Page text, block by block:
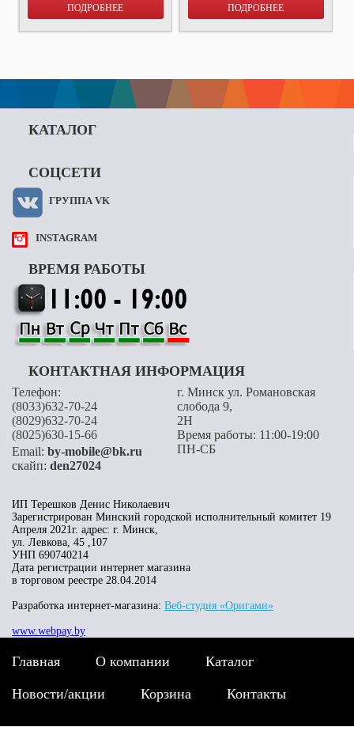
ПОДРОБНЕЕ ПОДРОБНЕЕ
КАТАЛОГ
СОЦСЕТИ
ГРУППА VK
INSTAGRAM
ВРЕМЯ РАБОТЫ
КОНТАКТНАЯ ИНФОРМАЦИЯ
Телефон:
(8033)632-70-24
(8029)632-70-24
(8025)630-15-66
Email: by-mobile@bk.ru
скайп: den27024
г. Минск ул. Романовская
слобода 9,
2H
Время работы: 11:00-19:00
ПН-СБ
ИП Терешков Денис Николаевич
Зарегистрирован Минский городской исполнительный комитет 19
Апреля 2021г. адрес: г. Минск,
ул. Левкова, 45 ,107
УНП 690740214
Дата регистрации интернет магазина
в торговом реестре 28.04.2014
Разработка интернет-магазина: Веб-студия «Оригами»
www.webpay.by
Главная О компании Каталог
Новости/акции Корзина Контакты